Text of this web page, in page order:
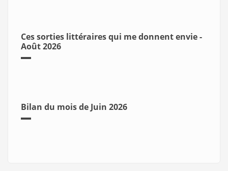
Ces sorties littéraires qui me donnent envie -
Août 2026
Bilan du mois de Juin 2026